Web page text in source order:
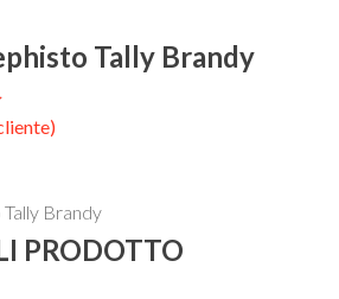
Tally Brandy
Brandy
PRODOTTO